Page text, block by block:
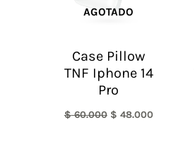
AGOTADO
Case Pillow
TNF Iphone 14
Pro
$60.000 $ 48.000